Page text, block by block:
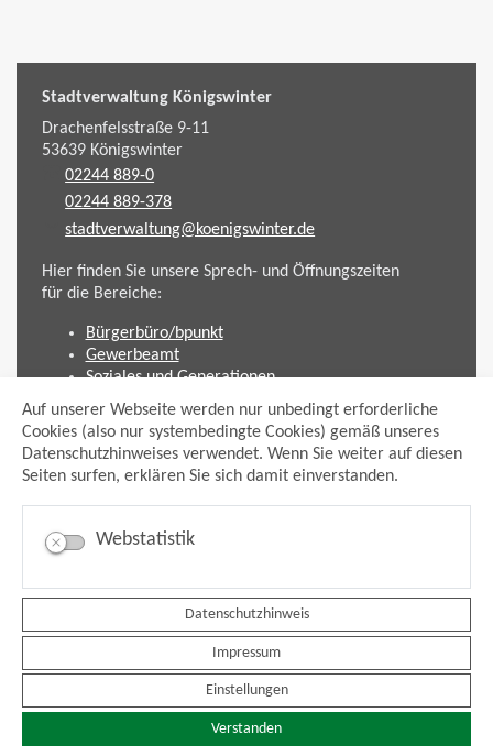
Auf unserer Webseite werden nur unbedingt erforderliche
Cookies (also nur systembedingte Cookies) gemäß unseres
Datenschutzhinweises verwendet. Wenn Sie weiter auf diesen
Seiten surfen, erklären Sie sich damit einverstanden.
Webstatistik
Datenschutzhinweis
Impressum
Einstellungen
Verstanden
Stadtverwaltung Königswinter
Drachenfelsstraße 9-11
53639Königswinter
02244 889-0
02244 889-378
stadtverwaltung@koenigswinter.de
Hier finden Sie unsere Sprech- und Öffnungszeiten
für die Bereiche:
Bürgerbüro/bpunkt
Gewerbeamt
Soziales und Generationen
Standesamt
Friedhofsverwaltung
Planen und Bauen (Bauamt)
Impressum
Datenschutzhinweis
Anmelden
Facebook
xing
Newsfeed Ausschreibungen
Newsfeed Bekanntmachungen
Erklärung Barrierefreiheit